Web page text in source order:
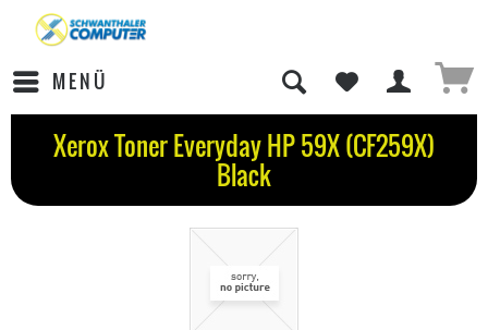
MENÜ
Xerox Toner Everyday HP 59X (CF259X)
Black